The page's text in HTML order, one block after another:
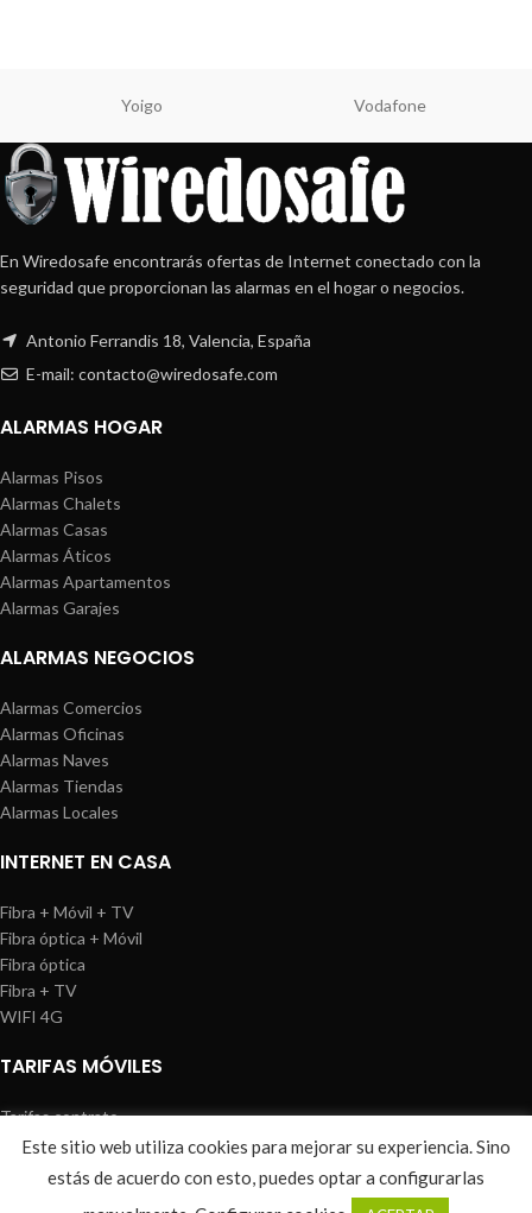
Yoigo Vodafone
En Wiredosafe encontrarás ofertas de Internet conectado con la
seguridad que proporcionan las alarmas en el hogar o negocios.
Antonio Ferrandis 18, Valencia, España
E-mail: contacto@wiredosafe.com
ALARMAS HOGAR
Alarmas Pisos
Alarmas Chalets
Alarmas Casas
Alarmas Áticos
Alarmas Apartamentos
Alarmas Garajes
ALARMAS NEGOCIOS
Alarmas Comercios
Alarmas Oficinas
Alarmas Naves
Alarmas Tiendas
Alarmas Locales
INTERNET EN CASA
Fibra + Móvil + TV
Fibra óptica + Móvil
Fibra óptica
Fibra + TV
WIFI 4G
TARIFAS MÓVILES
Tarifas contrato
Tarifas prepago
WIREDOSAFE Aviso Legal Política de Cookies |Sitemap
Este sitio web utiliza cookies para mejorar su experiencia. Sino
estás de acuerdo con esto, puedes optar a configurarlas